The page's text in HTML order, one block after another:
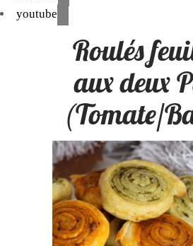
youtube
Roulés
aux deux
(Tomate/